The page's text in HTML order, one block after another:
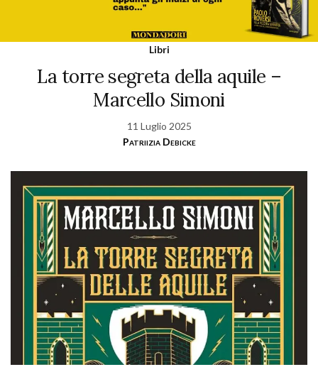
Libri
La torre segreta della aquile –
Marcello Simoni
11 Luglio 2025
Patriizia Debicke